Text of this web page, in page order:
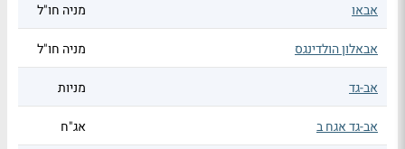
אבאו מניה חו"ל
אבאלון הולדינגס מניה חו"ל
אב-גד מניות
אב-גד אגח ב אג"ח